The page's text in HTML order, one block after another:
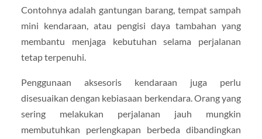
Contohnya adalah gantungan barang, tempat sampah
mini kendaraan, atau pengisi daya tambahan yang
membantu menjaga kebutuhan selama perjalanan
tetap terpenuhi.
Penggunaan aksesoris kendaraan juga perlu
disesuaikan dengan kebiasaan berkendara. Orang yang
sering melakukan perjalanan jauh mungkin
membutuhkan perlengkapan berbeda dibandingkan